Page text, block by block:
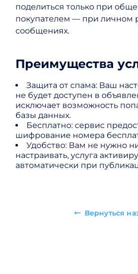
поделиться только при
покупателем — при личном
сообщениях.
Преимущества
Защита от спама: Ваш
не будет доступен в
исключает возможность
базы данных.
Бесплатно: сервис
шифрование номера
Удобство: Вам не нужно
настраивать, услуга
автоматически при
Вернуться